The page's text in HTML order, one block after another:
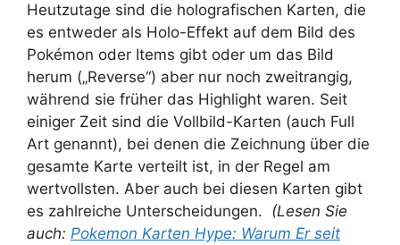
Heutzutage sind die holografischen Karten, die
es entweder als Holo-Effekt auf dem Bild des
Pokémon oder Items gibt oder um das Bild
herum („Reverse“) aber nur noch zweitrangig,
während sie früher das Highlight waren. Seit
einiger Zeit sind die Vollbild-Karten (auch Full
Art genannt), bei denen die Zeichnung über die
gesamte Karte verteilt ist, in der Regel am
wertvollsten. Aber auch bei diesen Karten gibt
es zahlreiche Unterscheidungen. (Lesen Sie
auch: Pokemon Karten Hype: Warum Er seit